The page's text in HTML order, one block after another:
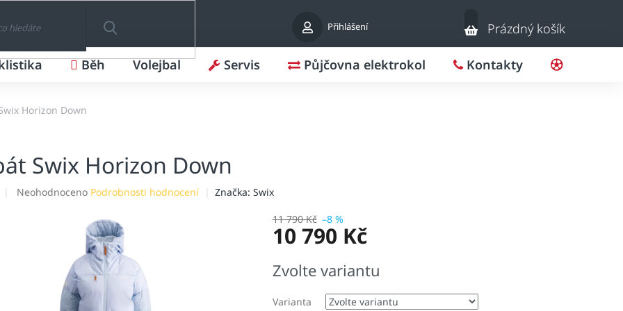
Přihlášení
HLEDAT
Nákupní
košík
Prázdný košík
Běh Volejbal Servis Půjčovna elektrokol Kontakty
Horizon Down
Swix Horizon Down
Průměrné
hvězdiček.
Neohodnoceno Podrobnosti hodnocení Značka: Swix
11 790 Kč –8 %
10 790 Kč
cena:
Zvolte variantu
Varianta